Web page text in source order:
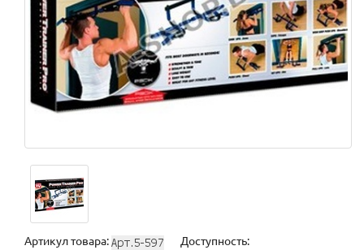
Артикул товара:
Доступность: